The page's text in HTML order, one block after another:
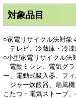
対象品目
○家電リサイクル法対象
テレビ、冷蔵庫・冷凍
○小型家電リサイクル法
電動ミシン、電気グラ
ー、電動式吸入器、フ
ジャー炊飯器、扇風機
こたつ・電気ストーブ